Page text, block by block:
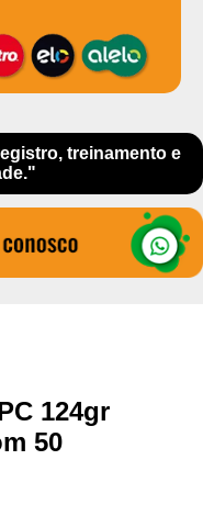
treinamento e
124gr
50